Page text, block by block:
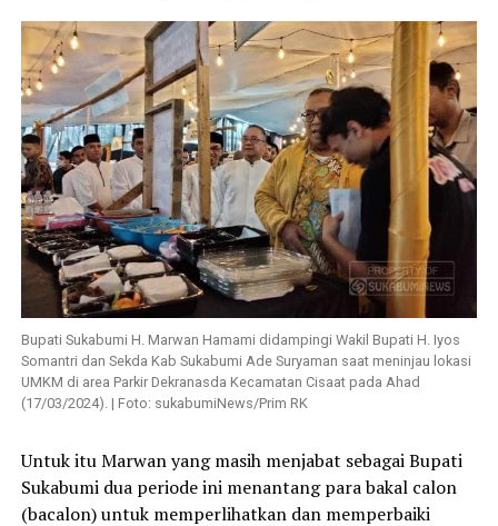
Bupati Sukabumi H. Marwan Hamami didampingi Wakil Bupati H. Iyos
Somantri dan Sekda Kab Sukabumi Ade Suryaman saat meninjau lokasi
UMKM di area Parkir Dekranasda Kecamatan Cisaat pada Ahad
(17/03/2024). | Foto: sukabumiNews/Prim RK
Untuk itu Marwan yang masih menjabat sebagai Bupati
Sukabumi dua periode ini menantang para bakal calon
(bacalon) untuk memperlihatkan dan memperbaiki